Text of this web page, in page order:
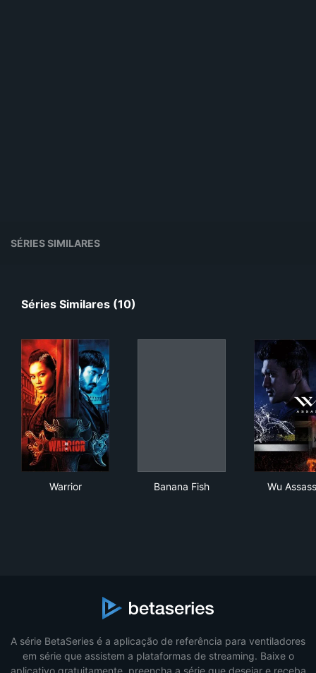
SÉRIES SIMILARES
Séries Similares (10)
Warrior Banana Fish Wu
A série BetaSeries é a aplicação de referência para ventiladores
em série que assistem a plataformas de streaming. Baixe o
aplicativo gratuitamente, preencha a série que desejar e receba